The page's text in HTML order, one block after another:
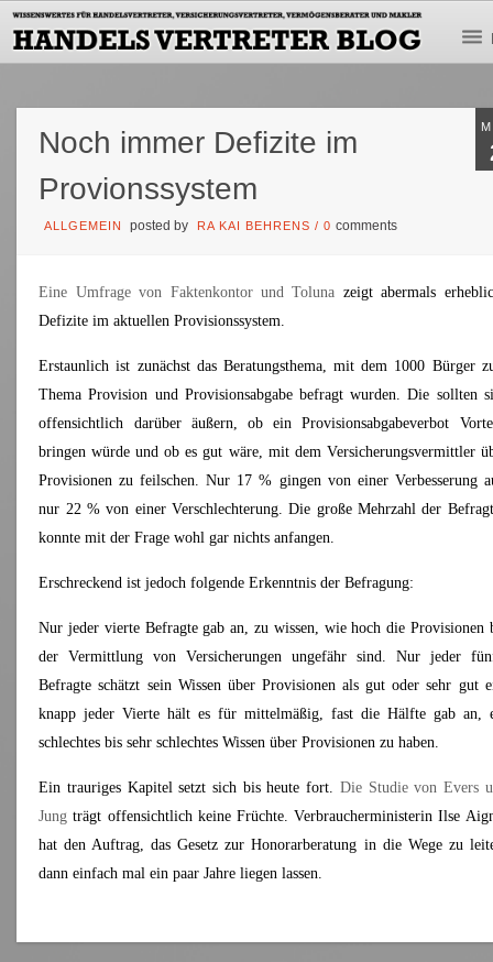
Noch immer Defizite im
Provionssystem
ALLGEMEIN posted by RA KAI BEHRENS /0comments
Eine Umfrage von Faktenkontor und Toluna zeigt abermals
Defizite im aktuellen Provisionssystem.
Erstaunlich ist zunächst das Beratungsthema, mit dem 1000 Bürger
Thema Provision und Provisionsabgabe befragt wurden. Die sollten
offensichtlich darüber äußern, ob ein Provisionsabgabeverbot
bringen würde und ob es gut wäre, mit dem Versicherungsvermittler
Provisionen zu feilschen. Nur 17 % gingen von einer Verbesserung
nur 22 % von einer Verschlechterung. Die große Mehrzahl der
konnte mit der Frage wohl gar nichts anfangen.
Erschreckend ist jedoch folgende Erkenntnis der Befragung:
Nur jeder vierte Befragte gab an, zu wissen, wie hoch die Provisionen
der Vermittlung von Versicherungen ungefähr sind. Nur jeder
Befragte schätzt sein Wissen über Provisionen als gut oder sehr gut
knapp jeder Vierte hält es für mittelmäßig, fast die Hälfte gab an,
schlechtes bis sehr schlechtes Wissen über Provisionen zu haben.
Ein trauriges Kapitel setzt sich bis heute fort. Die Studie von Evers
Jung trägt offensichtlich keine Früchte. Verbraucherministerin Ilse
hat den Auftrag, das Gesetz zur Honorarberatung in die Wege zu
dann einfach mal ein paar Jahre liegen lassen.